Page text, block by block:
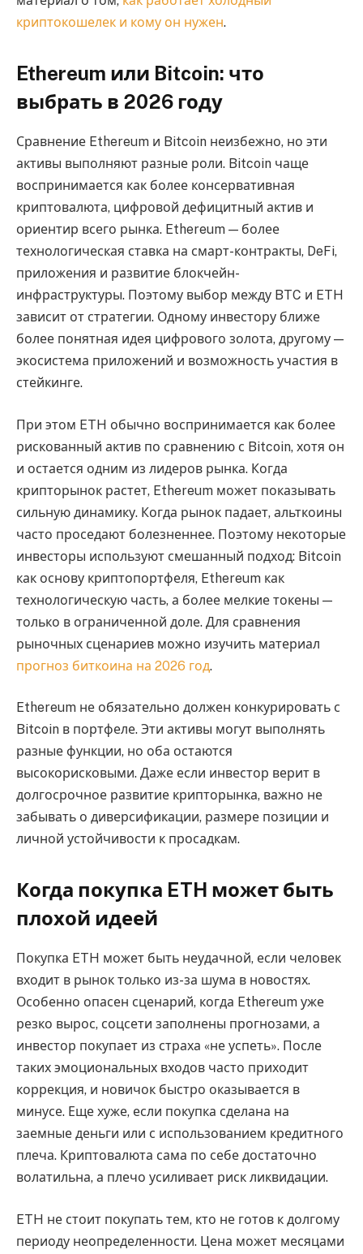
криптокошелек и кому он нужен.
Ethereum или Bitcoin: что
выбрать в 2026 году
Сравнение Ethereum и Bitcoin неизбежно, но эти
активы выполняют разные роли. Bitcoin чаще
воспринимается как более консервативная
криптовалюта, цифровой дефицитный актив и
ориентир всего рынка. Ethereum — более
технологическая ставка на смарт-контракты, DeFi,
приложения и развитие блокчейн-
инфраструктуры. Поэтому выбор между BTC и ETH
зависит от стратегии. Одному инвестору ближе
более понятная идея цифрового золота, другому —
экосистема приложений и возможность участия в
стейкинге.
При этом ETH обычно воспринимается как более
рискованный актив по сравнению с Bitcoin, хотя он
и остается одним из лидеров рынка. Когда
крипторынок растет, Ethereum может показывать
сильную динамику. Когда рынок падает, альткоины
часто проседают болезненнее. Поэтому некоторые
инвесторы используют смешанный подход: Bitcoin
как основу криптопортфеля, Ethereum как
технологическую часть, а более мелкие токены —
только в ограниченной доле. Для сравнения
рыночных сценариев можно изучить материал
прогноз биткоина на 2026 год.
Ethereum не обязательно должен конкурировать с
Bitcoin в портфеле. Эти активы могут выполнять
разные функции, но оба остаются
высокорисковыми. Даже если инвестор верит в
долгосрочное развитие крипторынка, важно не
забывать о диверсификации, размере позиции и
личной устойчивости к просадкам.
Когда покупка ETH может быть
плохой идеей
Покупка ETH может быть неудачной, если человек
входит в рынок только из-за шума в новостях.
Особенно опасен сценарий, когда Ethereum уже
резко вырос, соцсети заполнены прогнозами, а
инвестор покупает из страха «не успеть». После
таких эмоциональных входов часто приходит
коррекция, и новичок быстро оказывается в
минусе. Еще хуже, если покупка сделана на
заемные деньги или с использованием кредитного
плеча. Криптовалюта сама по себе достаточно
волатильна, а плечо усиливает риск ликвидации.
ETH не стоит покупать тем, кто не готов к долгому
периоду неопределенности. Цена может месяцами